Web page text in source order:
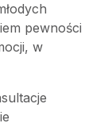
pewności
w